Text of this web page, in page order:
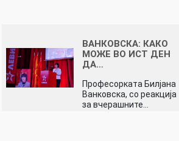
ВАНКОВСКА: КАКО
МОЖЕ ВО ИСТ ДЕН
ДА…
Професорката Билјана
Ванковска, со реакција
за вчерашните…